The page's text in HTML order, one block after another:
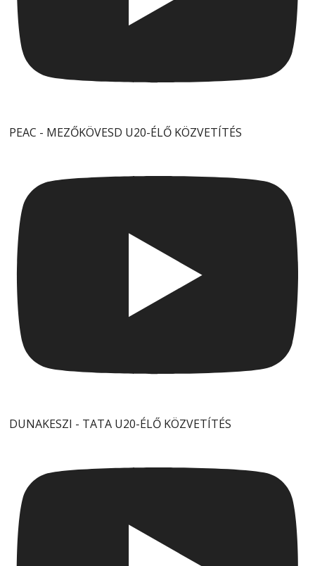
PEAC - MEZŐKÖVESD U20-ÉLŐ KÖZVETÍTÉS
DUNAKESZI - TATA U20-ÉLŐ KÖZVETÍTÉS